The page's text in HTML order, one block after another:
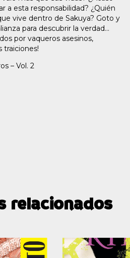
a esta responsabilidad? ¿Quién
vive dentro de Sakuya? Goto y
para descubrir la verdad...
por vaqueros asesinos,
traiciones!
– Vol. 2
relacionados